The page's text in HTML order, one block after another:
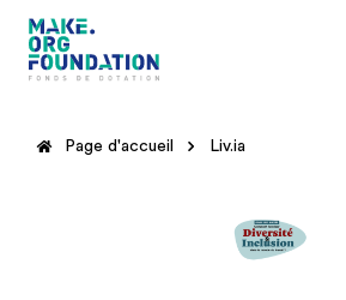
Page d'accueil Liv.ia